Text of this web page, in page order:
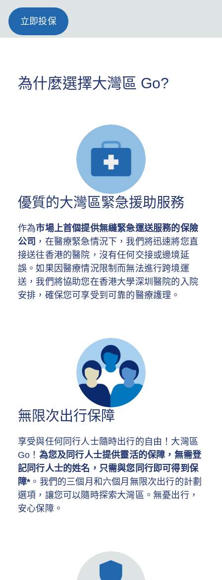
立即投保
為什麼選擇大灣區 Go?
優質的大灣區緊急援助服務
作為市場上首個提供無縫緊急運送服務的保險
公司 ，在醫療緊急情況下，我們將迅速將您直
接送往香港的醫院，沒有任何交接或邊境延
誤。如果因醫療情況限制而無法進行跨境運
送，我們將協助您在香港大學深圳醫院的入院
安排，確保您可享受到可靠的醫療護理。
無限次出行保障
享受與任何同行人士隨時出行的自由！大灣區
Go！ 為您及同行人士提供靈活的保障，無需登
記同行人士的姓名，只需與您同行即可得到保
障* 。我們的三個月和六個月無限次出行的計劃
選項，讓您可以隨時探索大灣區。無憂出行，
安心保障。